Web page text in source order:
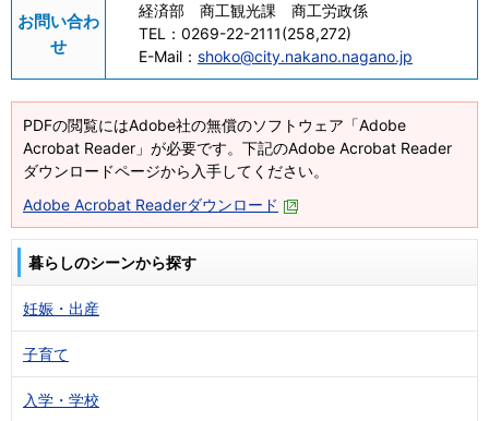
お問い合わ
せ
経済部 商工観光課 商工労政係
TEL： 0269-22-2111(258,272)
E-Mail： shoko@city.nakano.nagano.jp
PDFの閲覧にはAdobe社の無償のソフトウェア「Adobe
Acrobat Reader」が必要です。下記のAdobe Acrobat Reader
ダウンロードページから入手してください。
Adobe Acrobat Readerダウンロード
暮らしのシーンから探す
妊娠・出産
子育て
入学・学校